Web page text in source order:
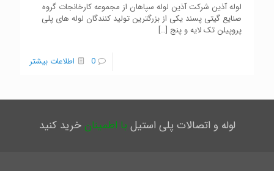
لوله آذین شرکت آذین لوله سپاهان از مجموعه کارخانجات گروه
صنایع گیتی پسند یکی از بزرگترین تولید کنندگان لوله های پلی
پروپیلن تک لایه و پنج […]
0 اطلاعات بیشتر
لوله و اتصالات پلی استیل با اطمینانخرید کنید